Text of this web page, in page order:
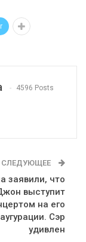
4596 Posts
СЛЕДУЮЩЕЕ
заявили, что
выступит
на его
Сэр
удивлен